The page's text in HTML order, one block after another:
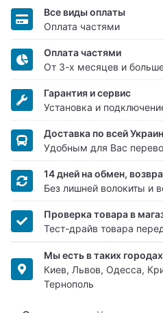
Все виды оплаты
Оплата частями
Оплата частями
От 3-х месяцев и
Гарантия и сервис
Установка и
Доставка по всей
Удобным для Вас
14 дней на обмен,
Без лишней волокиты и
Проверка товара в
Тест-драйв товара
Мы есть в таких
Киев, Львов, Одесса,
Тернополь